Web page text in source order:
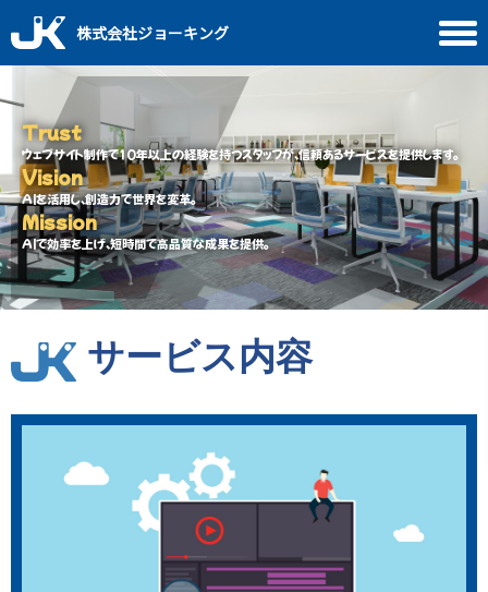
株式会社ジョーキング
Trust
ウェブサイト制作で10年以上の経験を持つスタッフが、信頼あるサービスを提供します。
Vision
AIを活用し、創造力で世界を変革。
Mission
AIで効率を上げ、短時間で高品質な成果を提供。
サービス内容